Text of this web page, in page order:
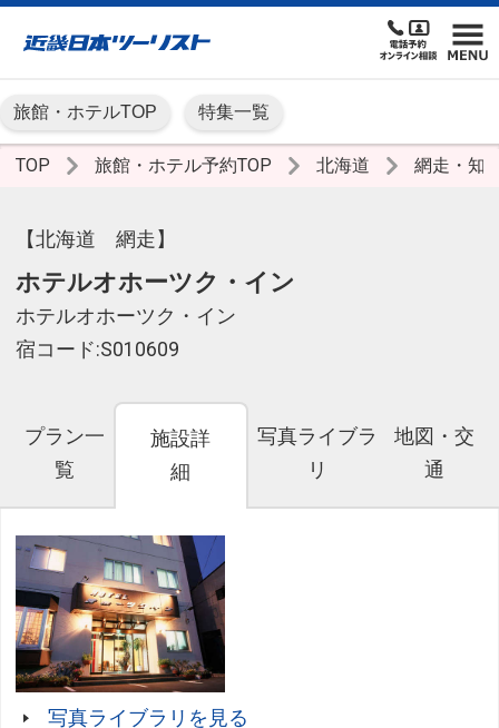
旅館・ホテルTOP 特集一覧
TOP 旅館・ホテル予約TOP 北海道 網走・知
【北海道 網走】
ホテルオホーツク・イン
ホテルオホーツク・イン
宿コード:S010609
プラン一
覧
施設詳
細
写真ライブラ
リ
地図・交
通
写真ライブラリを見る